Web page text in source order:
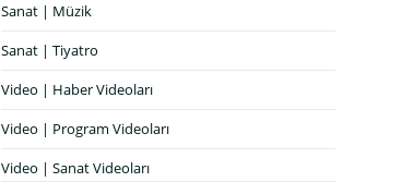
Sanat | Müzik
Sanat | Tiyatro
Video | Haber Videoları
Video | Program Videoları
Video | Sanat Videoları